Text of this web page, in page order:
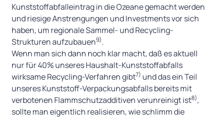
Kunststoffabfalleintrag in die Ozeane gemacht werden
und riesige Anstrengungen und Investments vor sich
haben, um regionale Sammel- und Recycling-
Strukturen aufzubauen9).
Wenn man sich dann noch klar macht, daß es aktuell
nur für 40% unseres Haushalt-Kunststoffabfalls
wirksame Recycling-Verfahren gibt7) und das ein Teil
unseres Kunststoff-Verpackungsabfalls bereits mit
verbotenen Flammschutzadditiven verunreinigt ist8),
sollte man eigentlich realisieren, wie schlimm die